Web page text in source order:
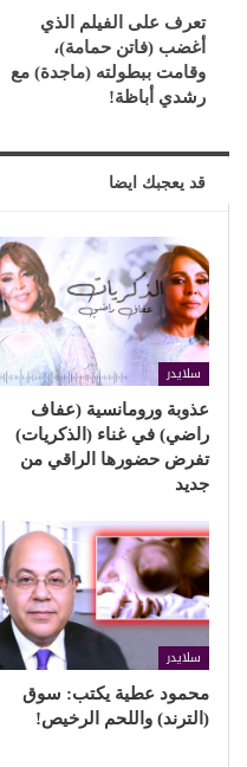
تعرف على الفيلم الذي
أغضب (فاتن حمامة)،
وقامت ببطولته (ماجدة) مع
رشدي أباظة!
قد يعجبك ايضا
سلايدر
عذوبة ورومانسية (عفاف
راضي) في غناء (الذكريات)
تفرض حضورها الراقي من
جديد
سلايدر
محمود عطية يكتب: سوق
(الترند) واللحم الرخيص!